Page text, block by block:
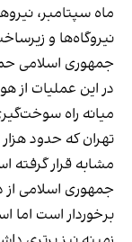
ماه سپتامبر،
نیروگاه‌ها و
جمهوری اسلامی
در این عملیات از
میانه راه
تهران که حدود
مشابه قرار گرفته
جمهوری اسلامی
برخوردار است اما